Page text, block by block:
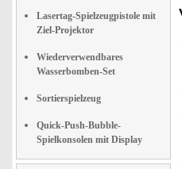
Lasertag-Spielzeugpistole mit
Ziel-Projektor
Wiederverwendbares
Wasserbomben-Set
Sortierspielzeug
Quick-Push-Bubble-
Spielkonsolen mit Display